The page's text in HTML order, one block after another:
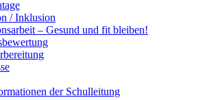
/ Inklusion
– Gesund und fit bleiben!
der Schulleitung